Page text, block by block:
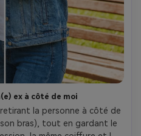
ex à côté de moi
la personne à côté de
son bras), tout en gardant le